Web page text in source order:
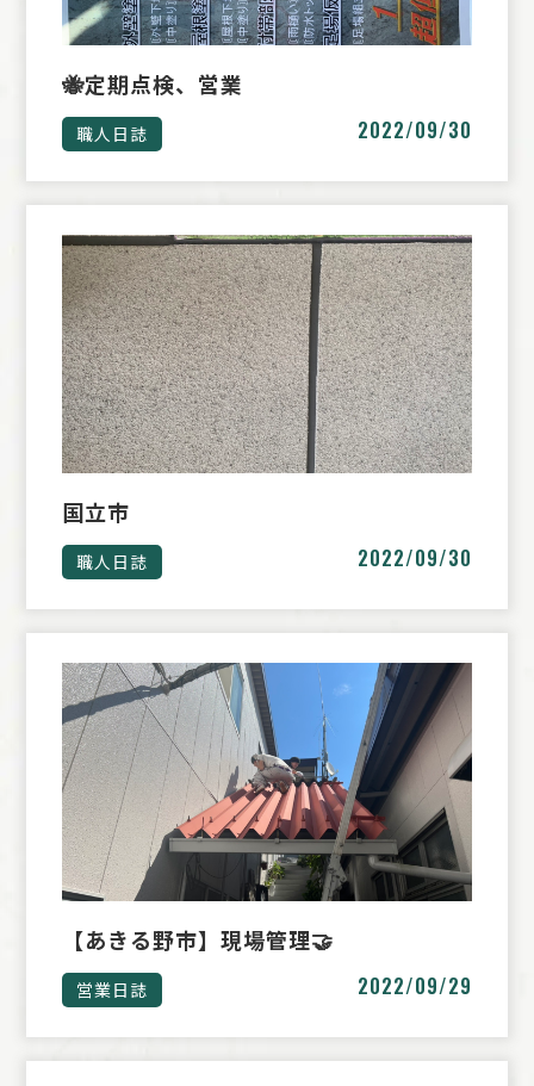
🐝定期点検、営業
職人日誌 2022/09/30
国立市
職人日誌 2022/09/30
【あきる野市】現場管理🤝
営業日誌 2022/09/29